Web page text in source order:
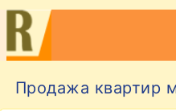
Продажа квартир